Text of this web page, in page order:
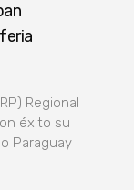
Regional
éxito su
Paraguay